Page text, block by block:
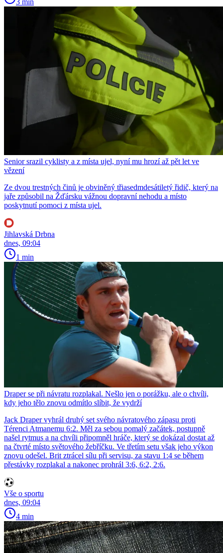
3 min
Senior srazil cyklisty a z místa ujel, nyní mu hrozí až pět let ve
vězení
Ze dvou trestných činů je obviněný třiasedmdesátiletý řidič, který na
jaře způsobil na Žďársku vážnou dopravní nehodu a místo
poskytnutí pomoci z místa ujel.
Jihlavská Drbna
dnes, 09:04
1 min
Draper se při návratu rozplakal. Nešlo jen o porážku, ale o chvíli,
kdy jeho tělo znovu odmítlo slíbit, že vydrží
Jack Draper vyhrál druhý set svého návratového zápasu proti
Térenci Atmanemu 6:2. Měl za sebou pomalý začátek, postupně
našel rytmus a na chvíli připomněl hráče, který se dokázal dostat až
na čtvrté místo světového žebříčku. Ve třetím setu však jeho výkon
znovu odešel. Brit ztrácel sílu při servisu, za stavu 1:4 se během
přestávky rozplakal a nakonec prohrál 3:6, 6:2, 2:6.
Vše o sportu
dnes, 09:04
4 min